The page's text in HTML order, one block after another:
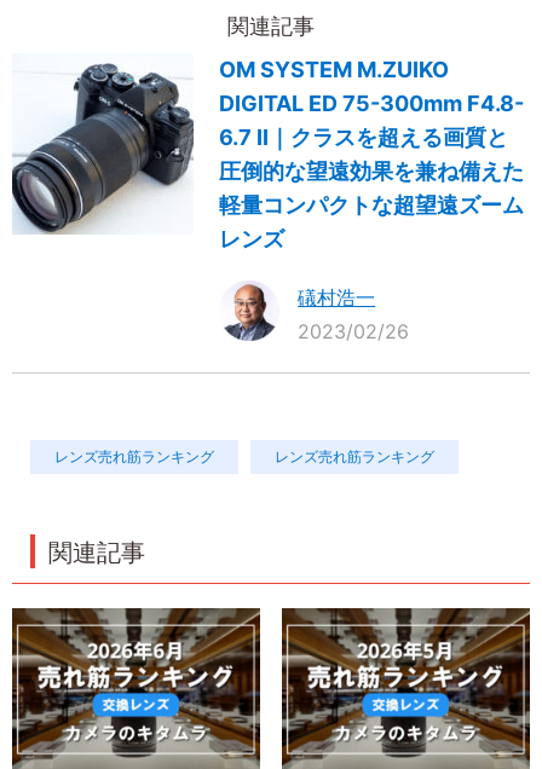
関連記事
OM SYSTEM M.ZUIKO
DIGITAL ED 75-300mm F4.8-
6.7 II｜クラスを超える画質と
圧倒的な望遠効果を兼ね備えた
軽量コンパクトな超望遠ズーム
レンズ
礒村浩一
2023/02/26
レンズ売れ筋ランキング レンズ売れ筋ランキング
関連記事